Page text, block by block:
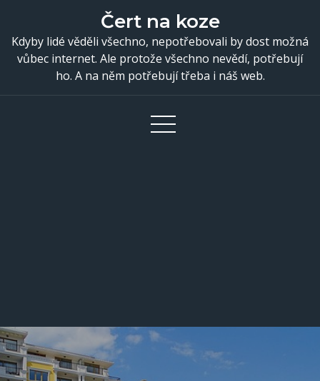
content
Čert na koze
Kdyby lidé věděli všechno, nepotřebovali by dost možná
vůbec internet. Ale protože všechno nevědí, potřebují
ho. A na něm potřebují třeba i náš web.